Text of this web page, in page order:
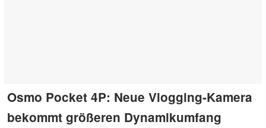
Osmo Pocket 4P: Neue Vlogging-Kamera
bekommt größeren Dynamikumfang